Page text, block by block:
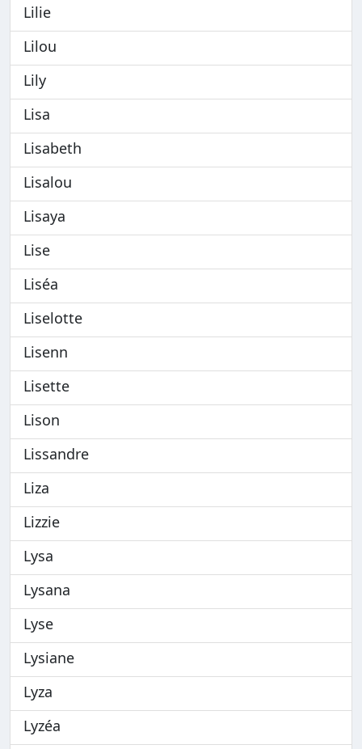
Lilie
Lilou
Lily
Lisa
Lisabeth
Lisalou
Lisaya
Lise
Liséa
Liselotte
Lisenn
Lisette
Lison
Lissandre
Liza
Lizzie
Lysa
Lysana
Lyse
Lysiane
Lyza
Lyzéa